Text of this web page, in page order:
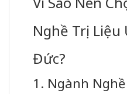
Nghề Trị Liệu
Đức?
1. Ngành